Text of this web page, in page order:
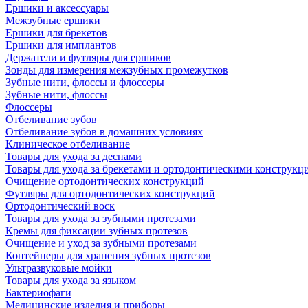
Ершики и аксессуары
Межзубные ершики
Ершики для брекетов
Ершики для имплантов
Держатели и футляры для ершиков
Зонды для измерения межзубных промежутков
Зубные нити, флоссы и флоссеры
Зубные нити, флоссы
Флоссеры
Отбеливание зубов
Отбеливание зубов в домашних условиях
Клиническое отбеливание
Товары для ухода за деснами
Товары для ухода за брекетами и ортодонтическими
Очищение ортодонтических конструкций
Футляры для ортодонтических конструкций
Ортодонтический воск
Товары для ухода за зубными протезами
Кремы для фиксации зубных протезов
Очищение и уход за зубными протезами
Контейнеры для хранения зубных протезов
Ультразвуковые мойки
Товары для ухода за языком
Бактериофаги
Медицинские изделия и приборы